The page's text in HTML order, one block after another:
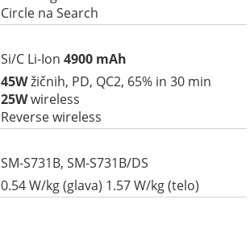
Circle na Search
Si/C Li-Ion 4900 mAh
45Wžičnih, PD, QC2, 65% in 30 min
25Wwireless
Reverse wireless
SM-S731B, SM-S731B/DS
0.54 W/kg (glava) 1.57 W/kg (telo)